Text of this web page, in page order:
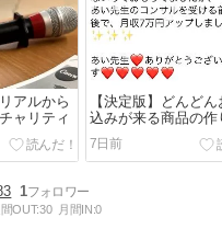
アルから
ャリティ
【決定版】どんどん
込みが来る商品の作
7日前
1
OUT:30 月間IN:0